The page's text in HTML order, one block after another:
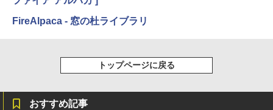
New Amazon Kindle Scribe Colorsoft |
11インチカラーディスプレイ、64GBスト
レージ、ノート機能搭載、明るさ自動調
￥115,980
FireAlpaca - 窓の杜ライブラリ
トップページに戻る
おすすめ記事